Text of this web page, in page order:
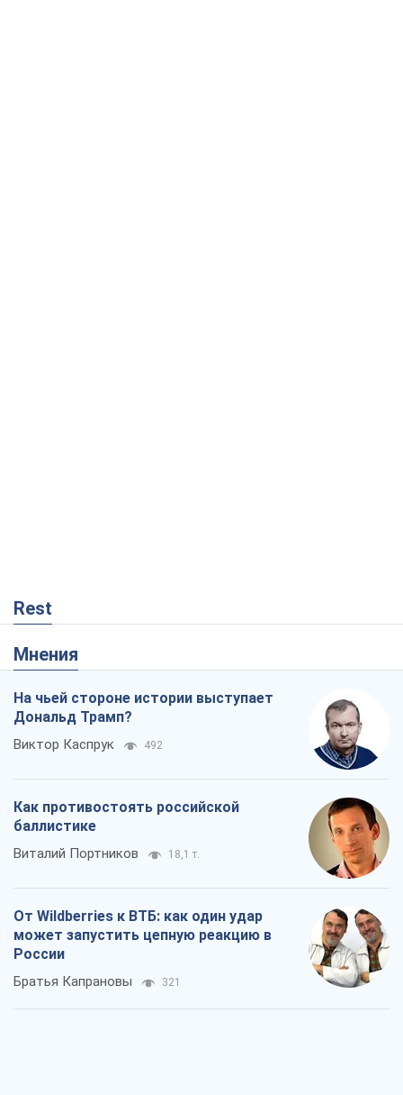
Rest
Мнения
На чьей стороне истории выступает
Дональд Трамп?
Виктор Каспрук 492
Как противостоять российской
баллистике
Виталий Портников 18,1 т.
От Wildberries к ВТБ: как один удар
может запустить цепную реакцию в
России
Братья Капрановы 321